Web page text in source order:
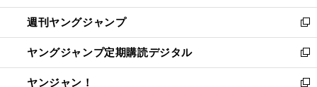
開
く
ウ
で
開
く
ン
ド
ウ
で
開
く
ウ
ィ
ン
ド
ウ
で
週刊ヤングジャンプ
新
し
い
ウ
ィ
ヤングジャンプ定期購読デジタル
新
し
ヤンジャン！